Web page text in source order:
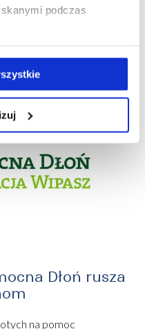
podczas
Dłoń rusza
na pomoc